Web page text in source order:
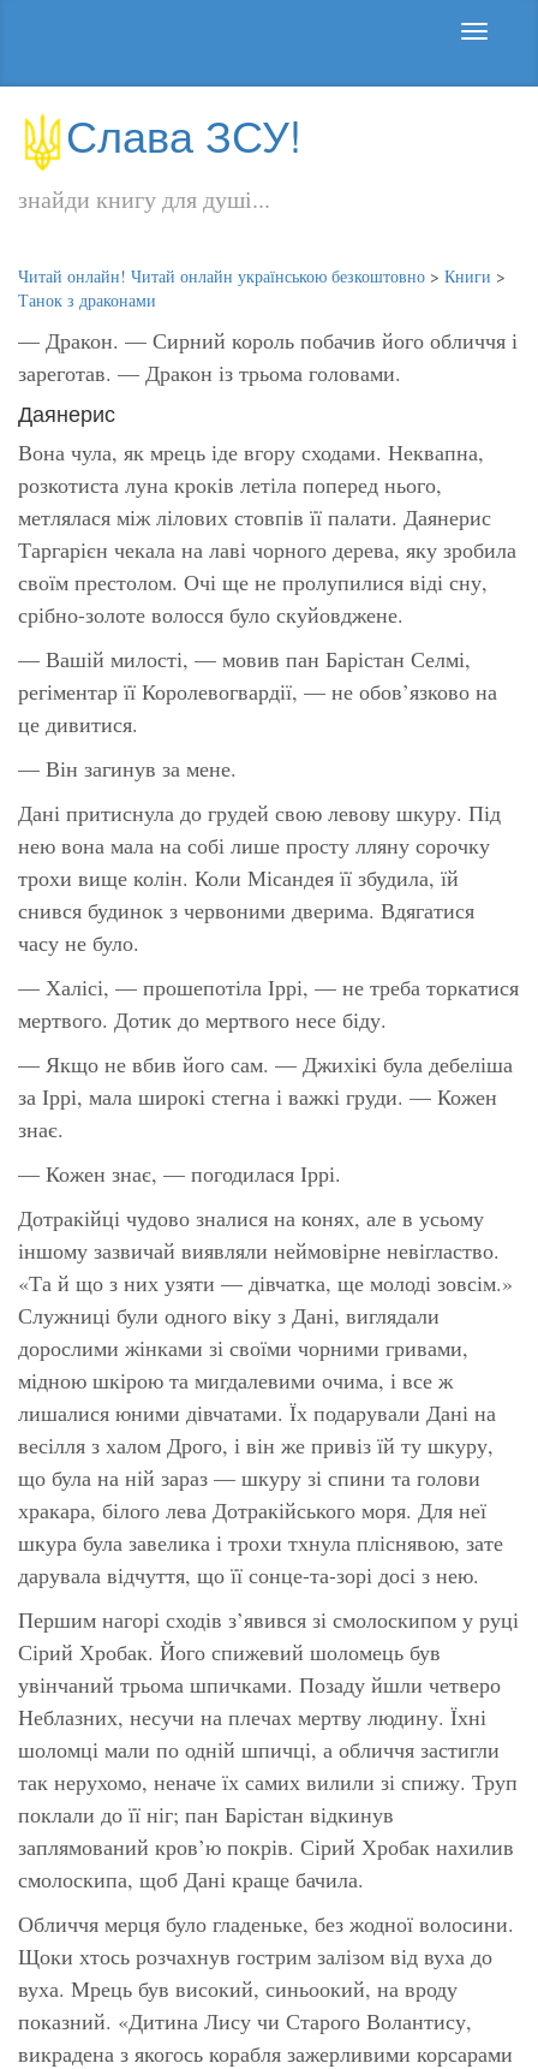
Слава ЗСУ!
знайди книгу для душі...
Читай онлайн! Читай онлайн українською безкоштовно > Книги >
Танок з драконами
— Дракон. — Сирний король побачив його обличчя і
зареготав. — Дракон із трьома головами.
Даянерис
Вона чула, як мрець іде вгору сходами. Неквапна,
розкотиста луна кроків летіла поперед нього,
метлялася між лілових стовпів її палати. Даянерис
Таргарієн чекала на лаві чорного дерева, яку зробила
своїм престолом. Очі ще не пролупилися віді сну,
срібно-золоте волосся було скуйовджене.
— Вашій милості, — мовив пан Барістан Селмі,
регіментар її Королевогвардії, — не обов’язково на
це дивитися.
— Він загинув за мене.
Дані притиснула до грудей свою левову шкуру. Під
нею вона мала на собі лише просту лляну сорочку
трохи вище колін. Коли Місандея її збудила, їй
снився будинок з червоними дверима. Вдягатися
часу не було.
— Халісі, — прошепотіла Іррі, — не треба торкатися
мертвого. Дотик до мертвого несе біду.
— Якщо не вбив його сам. — Джихікі була дебеліша
за Іррі, мала широкі стегна і важкі груди. — Кожен
знає.
— Кожен знає, — погодилася Іррі.
Дотракійці чудово зналися на конях, але в усьому
іншому зазвичай виявляли неймовірне невігластво.
«Та й що з них узяти — дівчатка, ще молоді зовсім.»
Служниці були одного віку з Дані, виглядали
дорослими жінками зі своїми чорними гривами,
мідною шкірою та мигдалевими очима, і все ж
лишалися юними дівчатами. Їх подарували Дані на
весілля з халом Дрого, і він же привіз їй ту шкуру,
що була на ній зараз — шкуру зі спини та голови
хракара, білого лева Дотракійського моря. Для неї
шкура була завелика і трохи тхнула пліснявою, зате
дарувала відчуття, що її сонце-та-зорі досі з нею.
Першим нагорі сходів з’явився зі смолоскипом у руці
Сірий Хробак. Його спижевий шоломець був
увінчаний трьома шпичками. Позаду йшли четверо
Неблазних, несучи на плечах мертву людину. Їхні
шоломці мали по одній шпичці, а обличчя застигли
так нерухомо, неначе їх самих вилили зі спижу. Труп
поклали до її ніг; пан Барістан відкинув
заплямований кров’ю покрів. Сірий Хробак нахилив
смолоскипа, щоб Дані краще бачила.
Обличчя мерця було гладеньке, без жодної волосини.
Щоки хтось розчахнув гострим залізом від вуха до
вуха. Мрець був високий, синьоокий, на вроду
показний. «Дитина Лису чи Старого Волантису,
викрадена з якогось корабля зажерливими корсарами